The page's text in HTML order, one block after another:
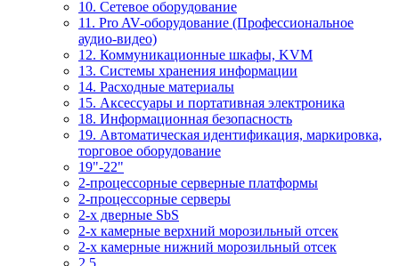
10. Сетевое оборудование
11. Pro AV-оборудование (Профессиональное
аудио-видео)
12. Коммуникационные шкафы, KVM
13. Системы хранения информации
14. Расходные материалы
15. Аксессуары и портативная электроника
18. Информационная безопасность
19. Автоматическая идентификация, маркировка,
торговое оборудование
19"-22"
2-процессорные серверные платформы
2-процессорные серверы
2-х дверные SbS
2-х камерные верхний морозильный отсек
2-х камерные нижний морозильный отсек
2,5